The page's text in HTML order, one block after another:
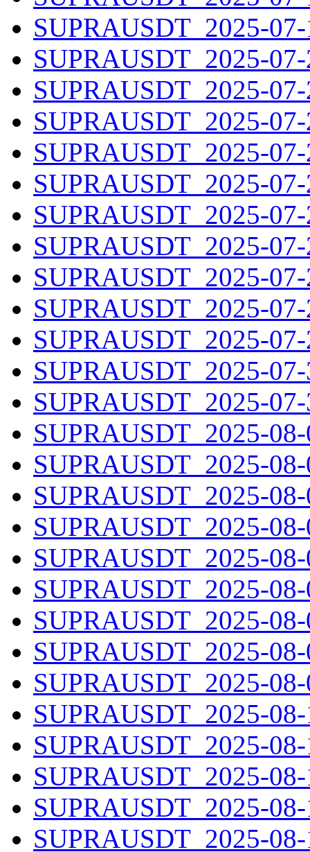
SUPRAUSDT_2025-07-
SUPRAUSDT_2025-07-
SUPRAUSDT_2025-07-
SUPRAUSDT_2025-07-
SUPRAUSDT_2025-07-
SUPRAUSDT_2025-07-
SUPRAUSDT_2025-07-
SUPRAUSDT_2025-07-
SUPRAUSDT_2025-07-
SUPRAUSDT_2025-07-
SUPRAUSDT_2025-07-
SUPRAUSDT_2025-07-
SUPRAUSDT_2025-07-
SUPRAUSDT_2025-08-
SUPRAUSDT_2025-08-
SUPRAUSDT_2025-08-
SUPRAUSDT_2025-08-
SUPRAUSDT_2025-08-
SUPRAUSDT_2025-08-
SUPRAUSDT_2025-08-
SUPRAUSDT_2025-08-
SUPRAUSDT_2025-08-
SUPRAUSDT_2025-08-
SUPRAUSDT_2025-08-
SUPRAUSDT_2025-08-
SUPRAUSDT_2025-08-
SUPRAUSDT_2025-08-